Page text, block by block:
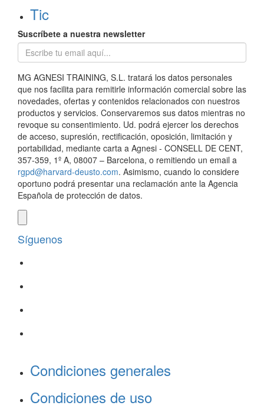
Tic
Suscríbete a nuestra newsletter
MG AGNESI TRAINING, S.L. tratará los datos personales
que nos facilita para remitirle información comercial sobre las
novedades, ofertas y contenidos relacionados con nuestros
productos y servicios. Conservaremos sus datos mientras no
revoque su consentimiento. Ud. podrá ejercer los derechos
de acceso, supresión, rectificación, oposición, limitación y
portabilidad, mediante carta a Agnesi - CONSELL DE CENT,
357-359, 1º A, 08007 – Barcelona, o remitiendo un email a
rgpd@harvard-deusto.com. Asimismo, cuando lo considere
oportuno podrá presentar una reclamación ante la Agencia
Española de protección de datos.
Síguenos
Condiciones generales
Condiciones de uso